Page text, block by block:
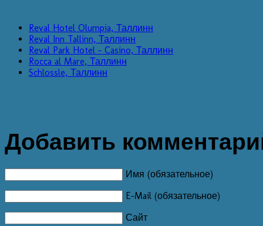
Reval Hotel Olumpia, Таллинн
Reval Inn Tallinn, Таллинн
Reval Park Hotel - Casino, Таллинн
Rocca al Mare, Таллинн
Schlossle, Таллинн
Добавить
Имя (обязательное)
E-Mail (обязательное)
Сайт